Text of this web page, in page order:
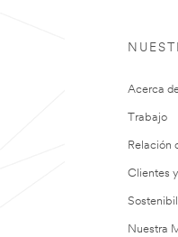
Acerca
Trabajo
Relación
Clientes
Nuestra